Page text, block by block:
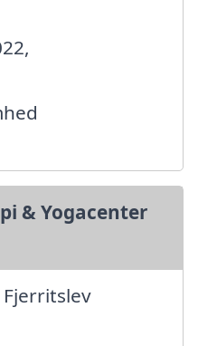
& Yogacenter
Fjerritslev